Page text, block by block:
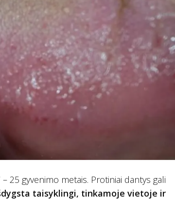
25 gyvenimo metais. Protiniai dantys gali
taisyklingi, tinkamoje vietoje ir